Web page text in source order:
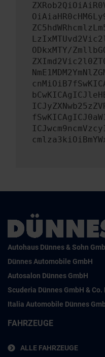
ODkxMTY/
Autohaus Dünnes & Sohn
Dünnes Automobile GmbH
Autosalon Dünnes GmbH
Scuderia Dünnes GmbH & Co.
Italia Automobile Dünnes
FAHRZEUGE
ALLE FAHRZEUGE